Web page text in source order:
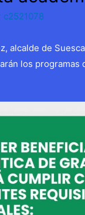
c2521078
alcalde de
los programas